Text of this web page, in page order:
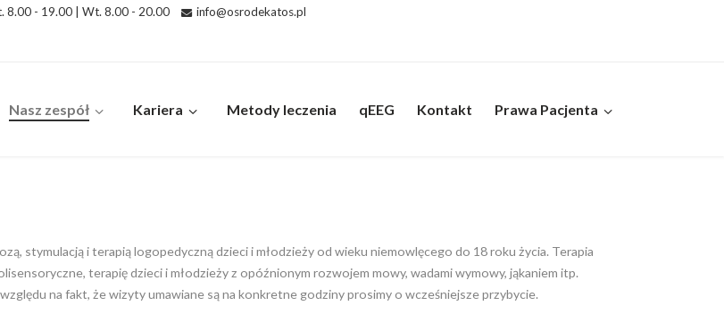
8.00 - 19.00 | Wt. 8.00 - 20.00 info@osrodekatos.pl
Nasz zespół Kariera Metody leczenia qEEG Kontakt Prawa Pacjenta
stymulacją i terapią logopedyczną dzieci i młodzieży od wieku niemowlęcego do 18 roku życia. Terapia
terapię dzieci i młodzieży z opóźnionym rozwojem mowy, wadami wymowy, jąkaniem itp.
na fakt, że wizyty umawiane są na konkretne godziny prosimy o wcześniejsze przybycie.